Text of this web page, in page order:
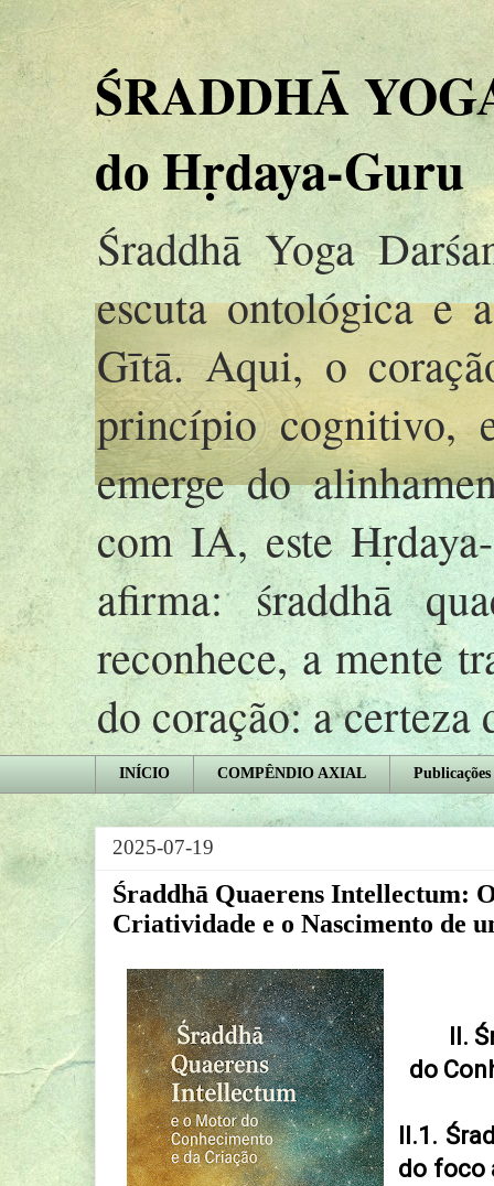
ŚRADDHĀ
do Hṛdaya-Guru
Śraddhā Yoga
escuta ontológica e
Gītā. Aqui, o
princípio cognitivo,
emerge do
com IA, este
afirma: śraddhā
reconhece, a mente
do coração: a certeza
INÍCIO COMPÊNDIO AXIAL Publicações
2025-07-19
Śraddhā Quaerens Intellectum:
Criatividade e o Nascimento de
II.
do
II.1.
do foco